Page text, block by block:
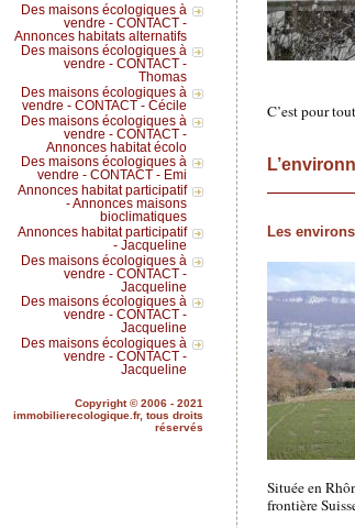
C’est pour
Les environs
Située en
frontière
Des maisons écologiques à
vendre - CONTACT -
Annonces habitats alternatifs
Des maisons écologiques à
vendre - CONTACT -
Thomas
Des maisons écologiques à
vendre - CONTACT - Cécile
Des maisons écologiques à
vendre - CONTACT -
Annonces habitat écolo
Des maisons écologiques à
vendre - CONTACT - Emi
Annonces habitat participatif
- Annonces maisons
bioclimatiques
Annonces habitat participatif
- Jacqueline
Des maisons écologiques à
vendre - CONTACT -
Jacqueline
Des maisons écologiques à
vendre - CONTACT -
Jacqueline
Des maisons écologiques à
vendre - CONTACT -
Jacqueline
Copyright © 2006 - 2021
immobilierecologique.fr, tous droits
réservés